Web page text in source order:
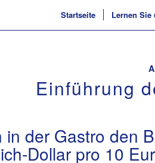
Startseite Lernen Sie
Einführung
in der Gastro den
Dollar pro 10